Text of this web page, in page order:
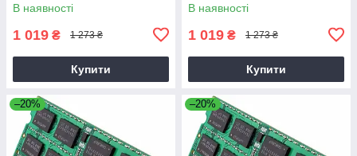
В наявності
1 019 ₴ 1 273 ₴
Купити
В наявності
1 019 ₴ 1 273 ₴
Купити
–20% –20%